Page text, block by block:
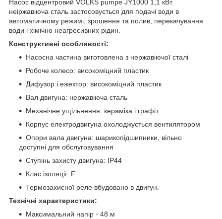
Насос відцентровий VOLKS pumpe JY1000 1,1 кВт
неіржавіюча сталь застосовується для подачі води в
автоматичному режимі, зрошення та полив, перекачування
води і хімічно неагресивних рідин.
Конструктивні особливості:
Насосна частина виготовлена з нержавіючої сталі
Робоче колесо: високоміцний пластик
Дифузор і ежектор: високоміцний пластик
Вал двигуна: нержавіюча сталь
Механічне ущільнення: кераміка і графіт
Корпус електродвигуна охолоджується вентилятором
Опори вала двигуна: шарикопідшипники, вільно
доступні для обслуговування
Ступінь захисту двигуна: IP44
Клас ізоляції: F
Термозахисної реле вбудовано в двигун.
Технічні характеристики:
Максимальний напір - 48 м